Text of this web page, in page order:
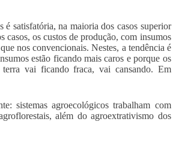
é satisfatória, na maioria dos casos superior
casos, os custos de produção, com insumos
nos convencionais. Nestes, a tendência é
estão ficando mais caros e porque os
terra vai ficando fraca, vai cansando. Em
sistemas agroecológicos trabalham com
além do agroextrativismo dos